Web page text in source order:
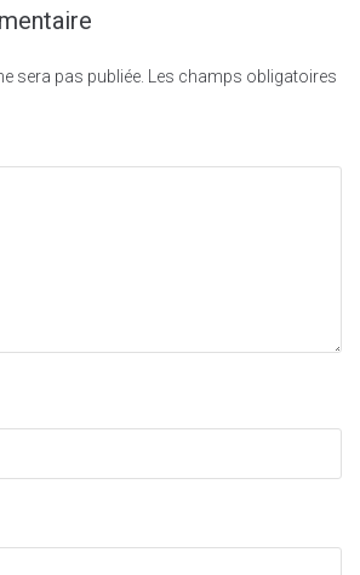
sera pas publiée. Les champs obligatoires